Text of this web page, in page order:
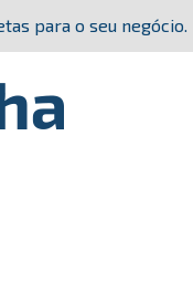
para o seu negócio.